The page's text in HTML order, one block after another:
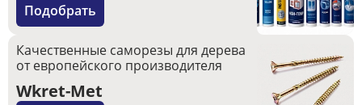
Подобрать
Качественные саморезы для дерева
от европейского производителя
Wkret-Met